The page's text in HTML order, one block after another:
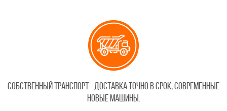
Собственный транспорт - доставка точно в срок, cовременные
новые машины.